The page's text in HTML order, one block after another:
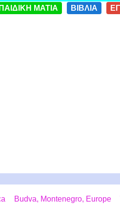
ΠΑΙΔΙΚΗ ΜΑΤΙΑ ΒΙΒΛΙΑ
Budva, Montenegro, Europe